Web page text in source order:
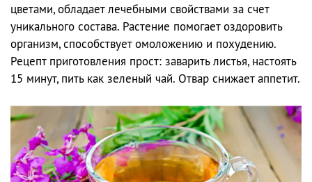
цветами, обладает лечебными свойствами за счет
уникального состава. Растение помогает оздоровить
организм, способствует омоложению и похудению.
Рецепт приготовления прост: заварить листья, настоять
15 минут, пить как зеленый чай. Отвар снижает аппетит.